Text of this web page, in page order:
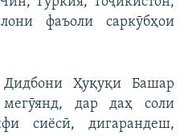
фаъоли саркӯбҳои
Ҳуқуқи Башар
дар даҳ соли
сиёсӣ, дигарандеш,